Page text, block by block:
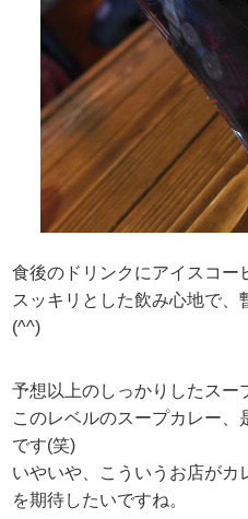
食後のドリンクにアイスコー
スッキリとした飲み心地で
(^^)
予想以上のしっかりしたスー
このレベルのスープカレー
です(笑)
いやいや、こういうお店が
を期待したいですね。